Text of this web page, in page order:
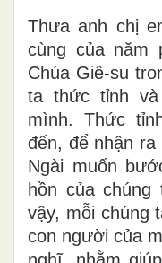
Thưa anh chị
cùng của năm
Chúa Giê-su
ta thức tỉnh
mình. Thức
đến, để nhận
Ngài muốn
hồn của
vậy, mỗi chúng
con người của
nghĩ, nhằm